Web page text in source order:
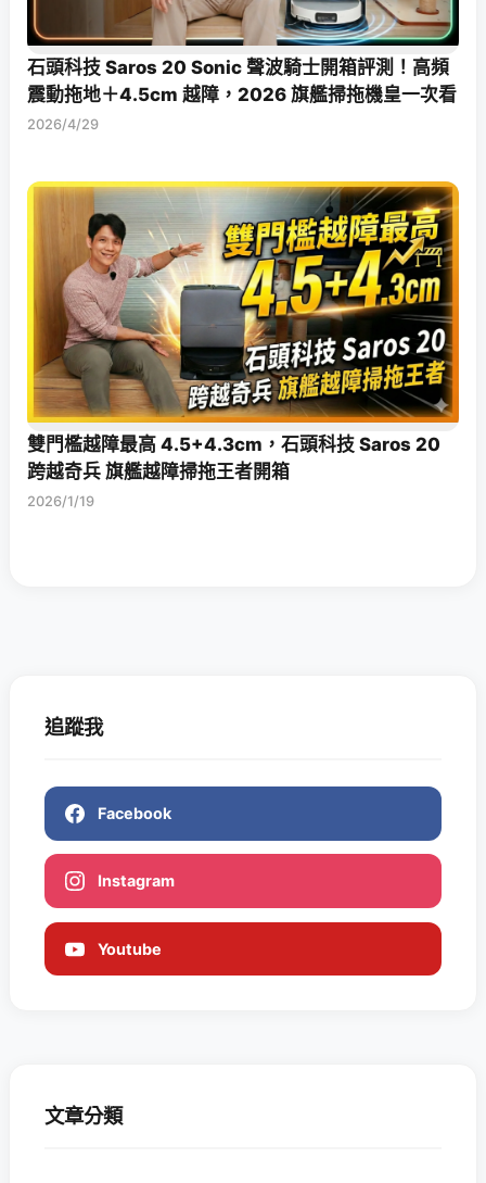
石頭科技 Saros 20 Sonic 聲波騎士開箱評測！高頻
震動拖地＋4.5cm 越障，2026 旗艦掃拖機皇一次看
2026/4/29
雙門檻越障最高 4.5+4.3cm，石頭科技 Saros 20
跨越奇兵 旗艦越障掃拖王者開箱
2026/1/19
追蹤我
Facebook
Instagram
Youtube
文章分類